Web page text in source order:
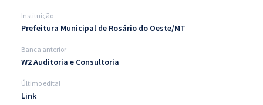
Aprovados
Atendimento
Instituição
Prefeitura Municipal de Rosário do Oeste/MT
Banca anterior
W2 Auditoria e Consultoria
Último edital
Link